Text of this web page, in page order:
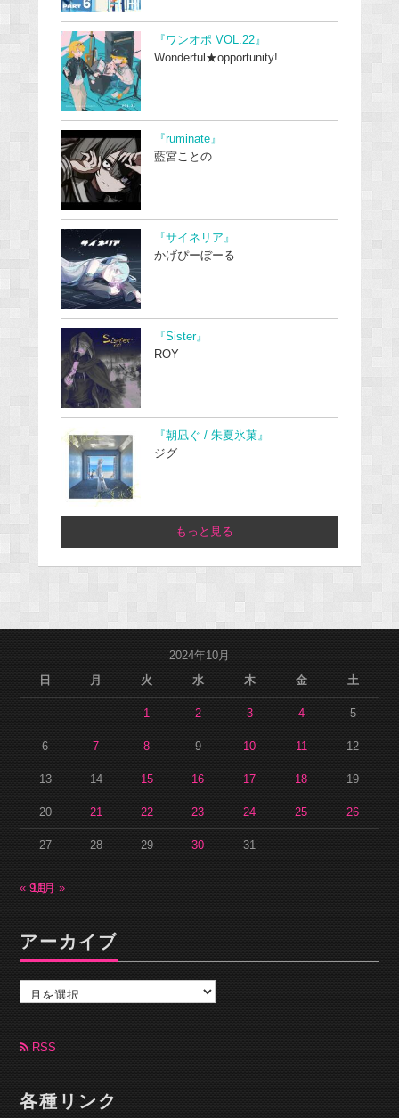
『ワンオポ VOL.22』
Wonderful★opportunity!
『ruminate』
藍宮ことの
『サイネリア』
かげぴーぼーる
『Sister』
ROY
『朝凪ぐ / 朱夏氷菓』
ジグ
...もっと見る
2024年10月
日
月 火 水 木 金 土
1 2 3 4 5
6 7 8 9 10 11 12
13 14 15 16 17 18 19
20 21 22 23 24 25 26
27 28 29 30 31
« 9月
11月 »
アーカイブ
カ
ブ RSS
各種リンク